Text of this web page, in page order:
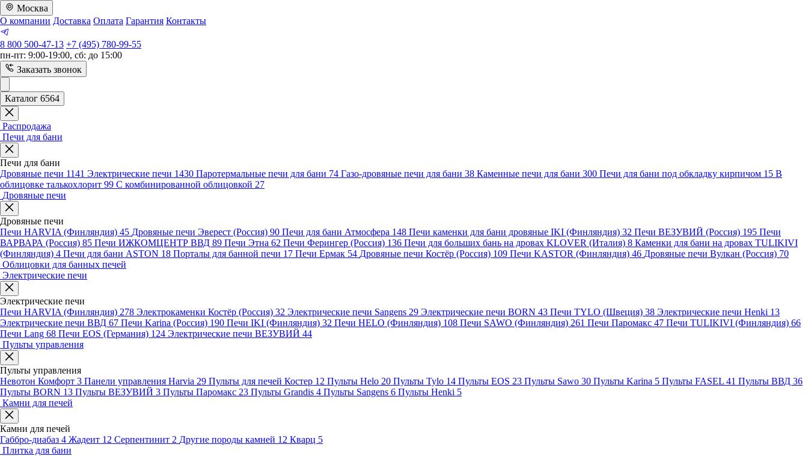
Москва
О компании Доставка Оплата Гарантия Контакты
8 800 500-47-13 +7 (495) 780-99-55
пн-пт: 9:00-19:00, сб: до 15:00
Заказать звонок
Каталог 6564
Распродажа
Печи для бани
Печи для бани
Дровяные печи 1141 Электрические печи 1430 Паротермальные печи для бани 74 Газо-дровяные печи для бани 38 Каменные печи для бани 300 Печи для бани под обкладку кирпичом 15 В
облицовке талькохлорит 99 С комбинированной облицовкой 27
Дровяные печи
Дровяные печи
Печи HARVIA (Финляндия) 45 Дровяные печи Эверест (Россия) 90 Печи для бани Атмосфера 148 Печи каменки для бани дровяные IKI (Финляндия) 32 Печи ВЕЗУВИЙ (Россия) 195 Печи
ВАРВАРА (Россия) 85 Печи ИЖКОМЦЕНТР ВВД 89 Печи Этна 62 Печи Ферингер (Россия) 136 Печи для больших бань на дровах KLOVER (Италия) 8 Каменки для бани на дровах TULIKIVI
(Финляндия) 4 Печи для бани ASTON 18 Порталы для банной печи 17 Печи Ермак 54 Дровяные печи Костёр (Россия) 109 Печи KASTOR (Финляндия) 46 Дровяные печи Вулкан (Россия) 70
Облицовки для банных печей
Электрические печи
Электрические печи
Печи HARVIA (Финляндия) 278 Электрокаменки Костёр (Россия) 32 Электрические печи Sangens 29 Электрические печи BORN 43 Печи TYLO (Швеция) 38 Электрические печи Henki 13
Электрические печи ВВД 67 Печи Karina (Россия) 190 Печи IKI (Финляндия) 32 Печи HELO (Финляндия) 108 Печи SAWO (Финляндия) 261 Печи Паромакс 47 Печи TULIKIVI (Финляндия) 66
Печи Lang 68 Печи EOS (Германия) 124 Электрические печи ВЕЗУВИЙ 44
Пульты управления
Пульты управления
Невотон Комфорт 3 Панели управления Harvia 29 Пульты для печей Костер 12 Пульты Helo 20 Пульты Tylo 14 Пульты EOS 23 Пульты Sawo 30 Пульты Karina 5 Пульты FASEL 41 Пульты ВВД 36
Пульты BORN 13 Пульты ВЕЗУВИЙ 3 Пульты Паромакс 23 Пульты Grandis 4 Пульты Sangens 6 Пульты Henki 5
Камни для печей
Камни для печей
Габбро-диабаз 4 Жадеит 12 Серпентинит 2 Другие породы камней 12 Кварц 5
Плитка для бани